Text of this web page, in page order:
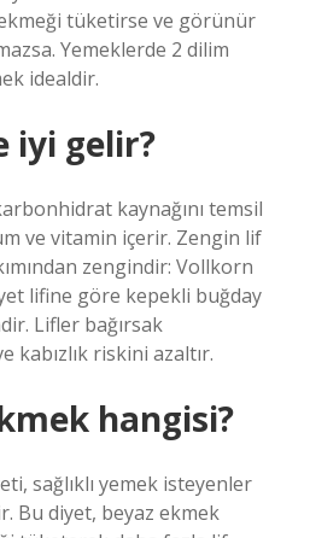
tüketirse ve görünür
Yemeklerde 2 dilim
idealdir.
iyi gelir?
kaynağını temsil
ve vitamin içerir. Zengin lif
zengindir: Vollkorn
lifine göre kepekli buğday
Lifler bağırsak
kabızlık riskini azaltır.
hangisi?
sağlıklı yemek isteyenler
Bu diyet, beyaz ekmek